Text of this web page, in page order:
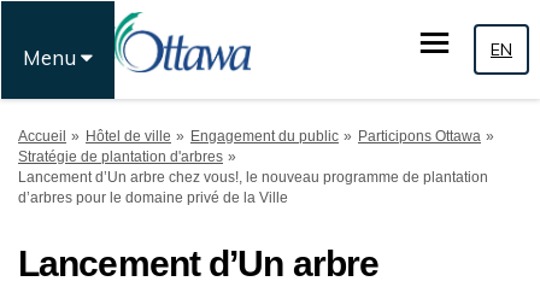
Menu EN
Vous êtes ici:
Accueil Hôtel de ville Engagement du public
Participons Ottawa
Stratégie de plantation d'arbres
Lancement d’Un arbre chez vous!, le nouveau programme de plantation
d’arbres pour le domaine privé de la Ville
Lancement d’Un arbre